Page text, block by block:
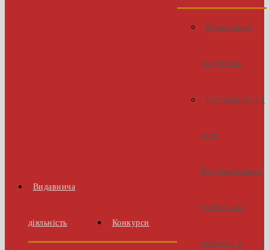
Видавнича
діяльність Конкурси
Нормативні
документи
Реєстрація на І
етап
Всеукраїнських
учнівських
олімпіад з